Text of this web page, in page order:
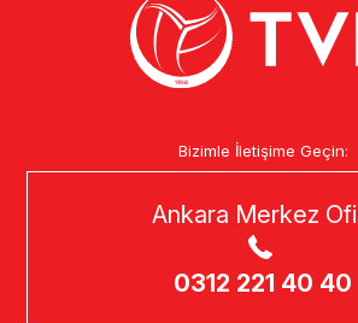
Bizimle İletişime Geçin:
Ankara Merkez
0312 221 40 40